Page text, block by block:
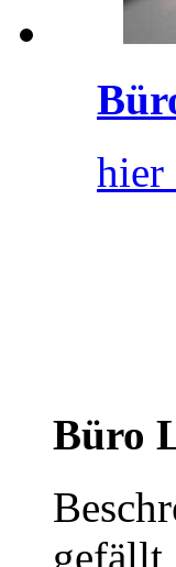
hier
Büro
gefällt